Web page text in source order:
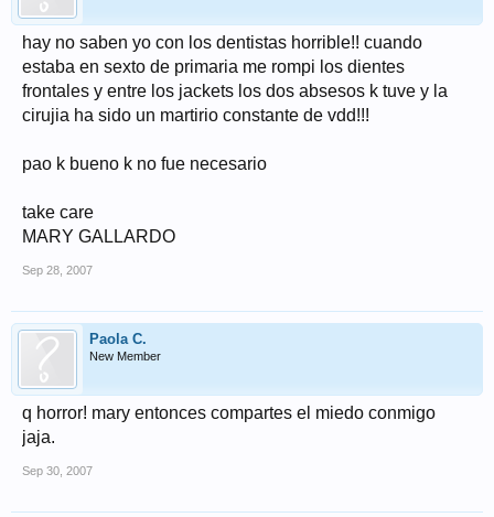
hay no saben yo con los dentistas horrible!! cuando
estaba en sexto de primaria me rompi los dientes
frontales y entre los jackets los dos absesos k tuve y la
cirujia ha sido un martirio constante de vdd!!!
pao k bueno k no fue necesario
take care
MARY GALLARDO
Sep 28, 2007
Paola C.
New Member
q horror! mary entonces compartes el miedo conmigo
jaja.
Sep 30, 2007